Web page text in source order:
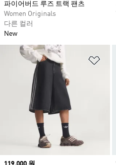
파이어버드 루즈 트랙 팬츠
Women Originals
다른 컬러
New
위